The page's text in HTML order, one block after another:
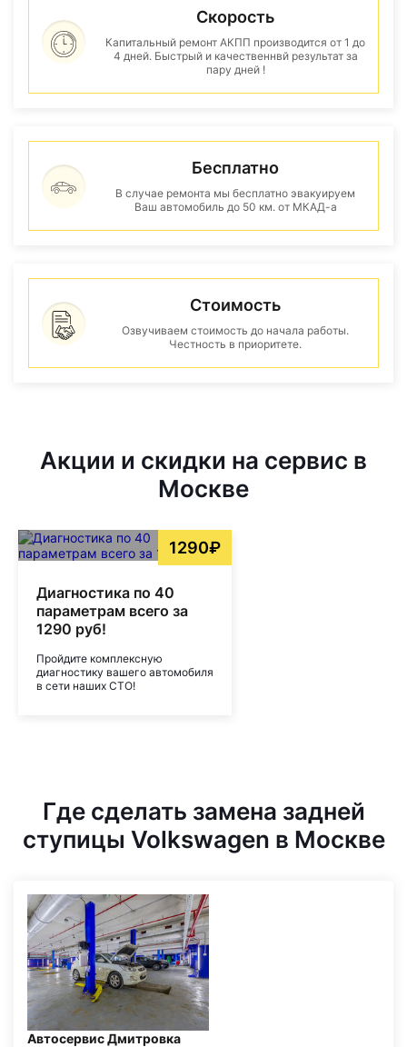
Скорость
Капитальный ремонт АКПП производится от 1 до
4 дней. Быстрый и качественнвй результат за
пару дней !
Бесплатно
В случае ремонта мы бесплатно эвакуируем
Ваш автомобиль до 50 км. от МКАД-а
Стоимость
Озвучиваем стоимость до начала работы.
Честность в приоритете.
Акции и скидки на сервис в
Москве
1290₽
Диагностика по 40
параметрам всего за
1290 руб!
Пройдите комплексную
диагностику вашего автомобиля
в сети наших СТО!
Где сделать замена задней
ступицы Volkswagen в Москве
Автосервис Дмитровка